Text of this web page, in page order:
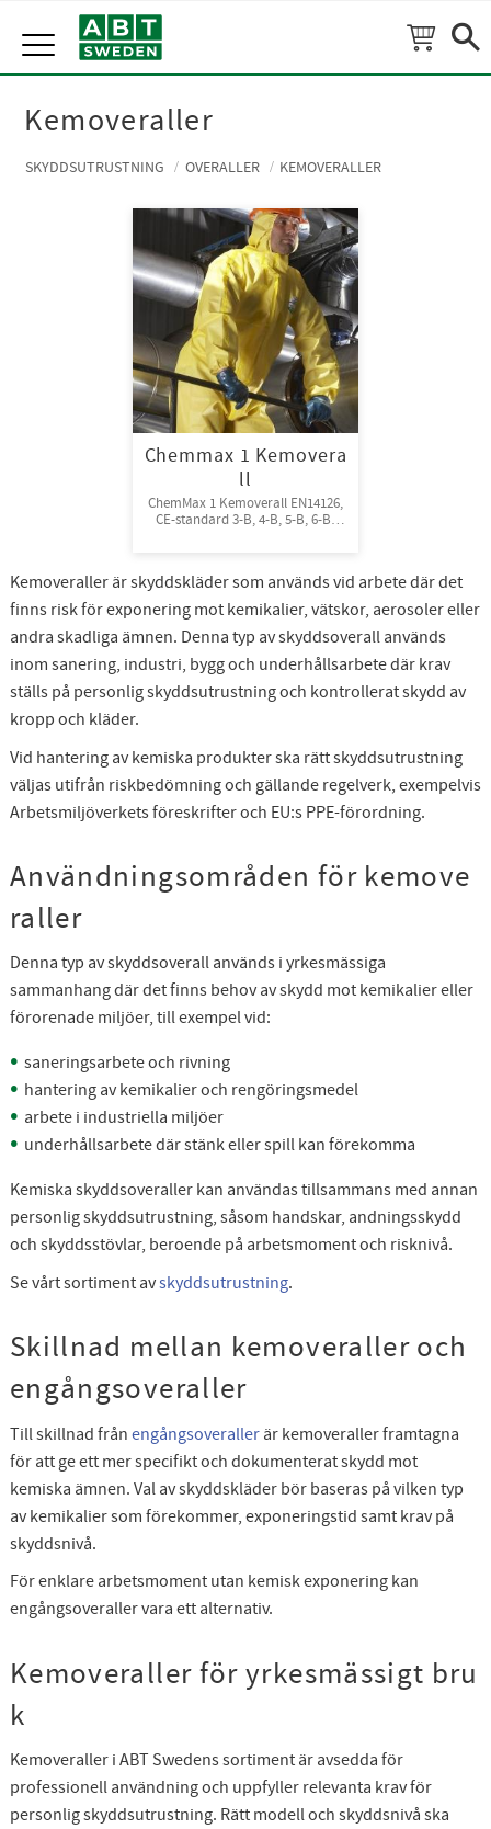
Meny
Kemoveraller
SKYDDSUTRUSTNING OVERALLER KEMOVERALLER
Chemmax 1 Kemovera
ll
ChemMax 1 Kemoverall EN14126,
CE-standard 3-B, 4-B, 5-B, 6-B.
Kemoveraller är skyddskläder som används vid arbete där det
finns risk för exponering mot kemikalier, vätskor, aerosoler eller
andra skadliga ämnen. Denna typ av skyddsoverall används
inom sanering, industri, bygg och underhållsarbete där krav
ställs på personlig skyddsutrustning och kontrollerat skydd av
kropp och kläder.
Vid hantering av kemiska produkter ska rätt skyddsutrustning
väljas utifrån riskbedömning och gällande regelverk, exempelvis
Arbetsmiljöverkets föreskrifter och EU:s PPE-förordning.
Användningsområden för kemove
raller
Denna typ av skyddsoverall används i yrkesmässiga
sammanhang där det finns behov av skydd mot kemikalier eller
förorenade miljöer, till exempel vid:
saneringsarbete och rivning
hantering av kemikalier och rengöringsmedel
arbete i industriella miljöer
underhållsarbete där stänk eller spill kan förekomma
Kemiska skyddsoveraller kan användas tillsammans med annan
personlig skyddsutrustning, såsom handskar, andningsskydd
och skyddsstövlar, beroende på arbetsmoment och risknivå.
Se vårt sortiment avskyddsutrustning.
Skillnad mellan kemoveraller och
engångsoveraller
Till skillnad från engångsoverallerär kemoveraller framtagna
för att ge ett mer specifikt och dokumenterat skydd mot
kemiska ämnen. Val av skyddskläder bör baseras på vilken typ
av kemikalier som förekommer, exponeringstid samt krav på
skyddsnivå.
För enklare arbetsmoment utan kemisk exponering kan
engångsoveraller vara ett alternativ.
Kemoveraller för yrkesmässigt bru
k
Kemoveraller i ABT Swedens sortiment är avsedda för
professionell användning och uppfyller relevanta krav för
personlig skyddsutrustning. Rätt modell och skyddsnivå ska